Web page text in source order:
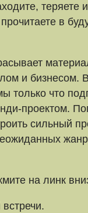
теряете
в
и бизнесом.
что
проектом.
сильный
на линк